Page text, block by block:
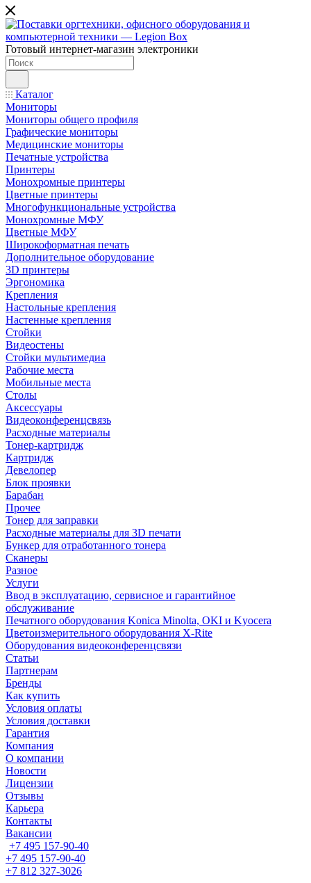
Готовый интернет-магазин электроники
Каталог
Мониторы
Мониторы общего профиля
Графические мониторы
Медицинские мониторы
Печатные устройства
Принтеры
Моноxромныe принтеры
Цвeтныe принтеры
Многофункциональные устройства
Монохромные МФУ
Цветные МФУ
Широкоформатная печать
Дополнительное оборудование
3D принтеры
Эргономика
Крепления
Настольные крепления
Настенные крепления
Стойки
Видеостены
Стойки мультимедиа
Рабочие места
Мобильные места
Столы
Аксессуары
Видеоконференцсвязь
Расходные материалы
Тонер-картридж
Картридж
Девелопер
Блок проявки
Барабан
Прочее
Тонер для заправки
Расходные материалы для 3D печати
Бункер для отработанного тонера
Сканеры
Разное
Услуги
Ввод в эксплуатацию, сервисное и гарантийное
обслуживание
Печатного оборудования Konica Minolta, OKI и Kyocera
Цветоизмерительного оборудования X-Rite
Оборудования видеоконференцсвязи
Статьи
Партнерам
Бренды
Как купить
Условия оплаты
Условия доставки
Гарантия
Компания
О компании
Новости
Лицензии
Отзывы
Карьера
Контакты
Вакансии
+7 495 157-90-40
+7 495 157-90-40
+7 812 327-3026